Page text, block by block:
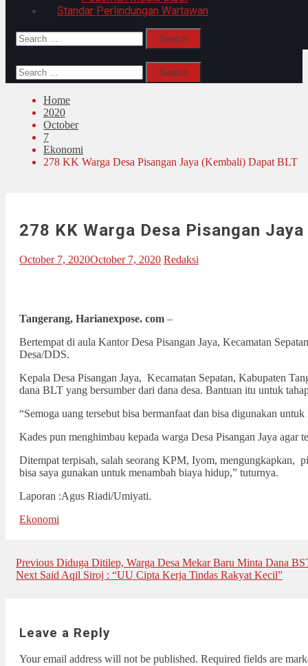
Standar Perlindungan Wartawan
Search
for:
Search
for:
Home
2020
October
7
Ekonomi
278 KK Warga Desa Pisangan Jaya (Kembali) Dapat BLT
278 KK Warga Desa Pisangan
October 7, 2020October 7, 2020 Redaksi
Tangerang, Harianexpose. com –
Bertempat di aula Kantor Desa Pisangan Jaya, Kecamatan
Desa/DDS.
Kepala Desa Pisangan Jaya, Kecamatan Sepatan, Kabupaten
dana BLT yang bersumber dari dana desa. Bantuan itu untuk
“Semoga uang tersebut bisa bermanfaat dan bisa digunakan
Kades pun menghimbau kepada warga Desa Pisangan Jaya agar
Ditempat terpisah, salah seorang KPM, Iyom, mengungkapkan,
bisa saya gunakan untuk menambah biaya hidup,” tuturnya.
Laporan :Agus Riadi/Umiyati.
Ekonomi
Post
navigation
Previous Previous
post:
Diduga Ditilep, Warga Desa Mekar Baru Minta Dana
Next Next
Said Aqil Siroj : “UU Cipta Kerja Tindas Rakyat Kecil”
Leave a Reply
Your email address will not be published. Required fields are